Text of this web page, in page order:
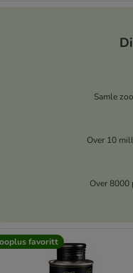
Samle
Over 10
Over 8000
favoritt